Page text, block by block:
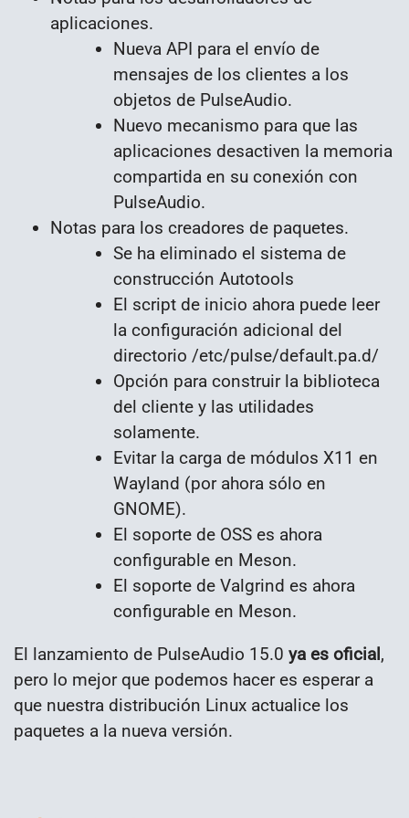
aplicaciones.
Nueva API para el envío de
mensajes de los clientes a los
objetos de PulseAudio.
Nuevo mecanismo para que las
aplicaciones desactiven la memoria
compartida en su conexión con
PulseAudio.
Notas para los creadores de paquetes.
Se ha eliminado el sistema de
construcción Autotools
El script de inicio ahora puede leer
la configuración adicional del
directorio /etc/pulse/default.pa.d/
Opción para construir la biblioteca
del cliente y las utilidades
solamente.
Evitar la carga de módulos X11 en
Wayland (por ahora sólo en
GNOME).
El soporte de OSS es ahora
configurable en Meson.
El soporte de Valgrind es ahora
configurable en Meson.
El lanzamiento de PulseAudio 15.0 ya es oficial,
pero lo mejor que podemos hacer es esperar a
que nuestra distribución Linux actualice los
paquetes a la nueva versión.